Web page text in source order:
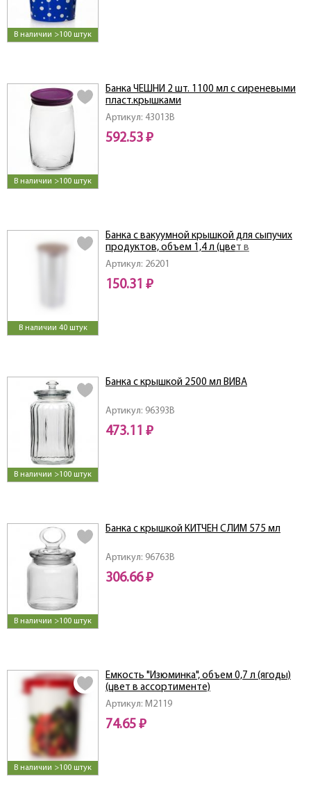
В наличии >100 штук
В наличии >100 штук
Артикул: 43013B
Банка ЧЕШНИ 2 шт. 1100 мл с сиреневыми
пласт.крышками
592.53 ₽
В наличии 40 штук
Артикул: 26201
Банка с вакуумной крышкой для сыпучих
продуктов, объем 1,4 л (цвет в
ассортименте)
150.31 ₽
В наличии >100 штук
Артикул: 96393B
Банка с крышкой 2500 мл ВИВА
473.11 ₽
В наличии >100 штук
Артикул: 96763B
Банка с крышкой КИТЧЕН СЛИМ 575 мл
306.66 ₽
В наличии >100 штук
Артикул: M2119
Емкость "Изюминка", объем 0,7 л (ягоды)
(цвет в ассортименте)
74.65 ₽